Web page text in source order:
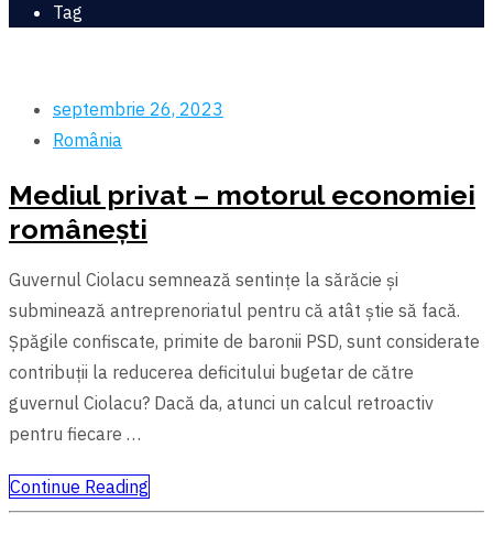
Tag
septembrie 26, 2023
România
Mediul privat – motorul economiei
românești
Guvernul Ciolacu semnează sentințe la sărăcie şi
subminează antreprenoriatul pentru că atât ştie să facă.
Şpăgile confiscate, primite de baronii PSD, sunt considerate
contribuții la reducerea deficitului bugetar de către
guvernul Ciolacu? Dacă da, atunci un calcul retroactiv
pentru fiecare …
Continue Reading